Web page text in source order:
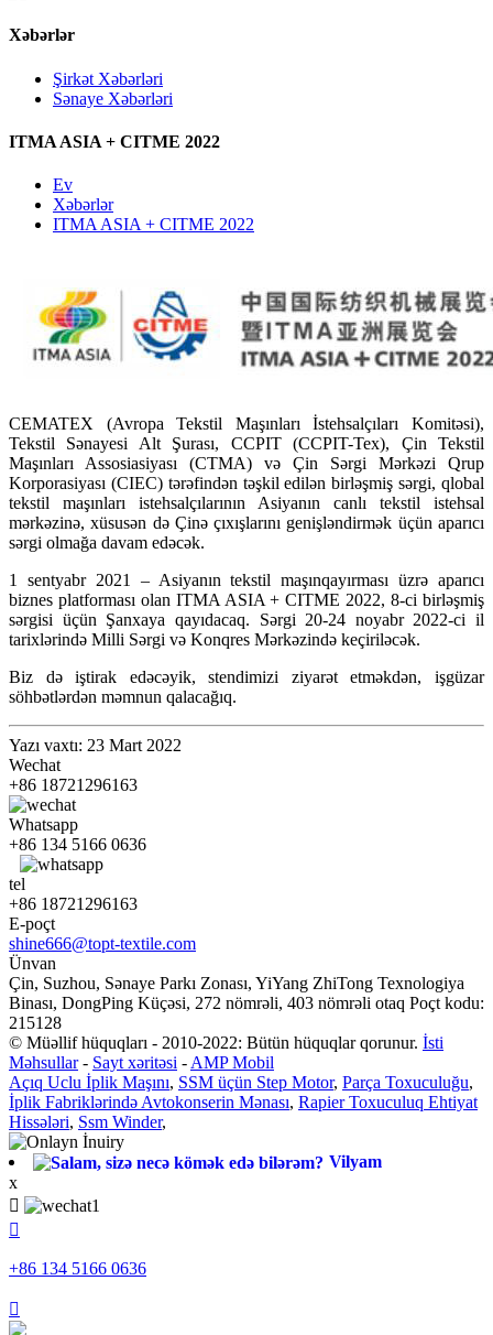
Xəbərlər
Şirkət Xəbərləri
Sənaye Xəbərləri
ITMA ASIA + CITME 2022
Ev
Xəbərlər
ITMA ASIA + CITME 2022
CEMATEX (Avropa Tekstil Maşınları İstehsalçıları Komitəsi),
Tekstil Sənayesi Alt Şurası, CCPIT (CCPIT-Tex), Çin Tekstil
Maşınları Assosiasiyası (CTMA) və Çin Sərgi Mərkəzi Qrup
Korporasiyası (CIEC) tərəfindən təşkil edilən birləşmiş sərgi, qlobal
tekstil maşınları istehsalçılarının Asiyanın canlı tekstil istehsal
mərkəzinə, xüsusən də Çinə çıxışlarını genişləndirmək üçün aparıcı
sərgi olmağa davam edəcək.
1 sentyabr 2021 – Asiyanın tekstil maşınqayırması üzrə aparıcı
biznes platforması olan ITMA ASIA + CITME 2022, 8-ci birləşmiş
sərgisi üçün Şanxaya qayıdacaq. Sərgi 20-24 noyabr 2022-ci il
tarixlərində Milli Sərgi və Konqres Mərkəzində keçiriləcək.
Biz də iştirak edəcəyik, stendimizi ziyarət etməkdən, işgüzar
söhbətlərdən məmnun qalacağıq.
Yazı vaxtı: 23 Mart 2022
Wechat
+86 18721296163
Whatsapp
+86 134 5166 0636
tel
+86 18721296163
E-poçt
shine666@topt-textile.com
Ünvan
Çin, Suzhou, Sənaye Parkı Zonası, YiYang ZhiTong Texnologiya
Binası, DongPing Küçəsi, 272 nömrəli, 403 nömrəli otaq Poçt kodu:
215128
© Müəllif hüquqları - 2010-2022: Bütün hüquqlar qorunur. İsti
Məhsullar- Sayt xəritəsi - AMP Mobil
Açıq Uclu İplik Maşını, SSM üçün Step Motor, Parça Toxuculuğu,
İplik Fabriklərində Avtokonserin Mənası, Rapier Toxuculuq Ehtiyat
Hissələri, Ssm Winder,
Vilyam
x


+86 134 5166 0636
